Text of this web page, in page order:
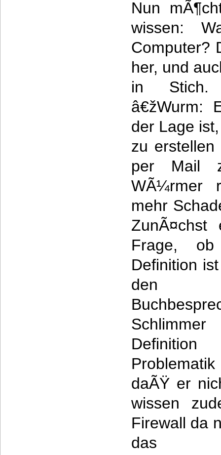
Nun
wissen:
Computer?
her, und
in Stich.
â€žWurm:
der Lage
zu
per Mail
WÃ¼rmer
mehr
Frage,
Definition
den
daÃŸ er
wissen
Firewall da
das E-